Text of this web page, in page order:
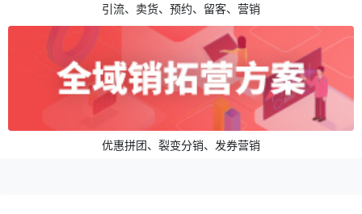
引流、卖货、预约、留客、营销
优惠拼团、裂变分销、发券营销